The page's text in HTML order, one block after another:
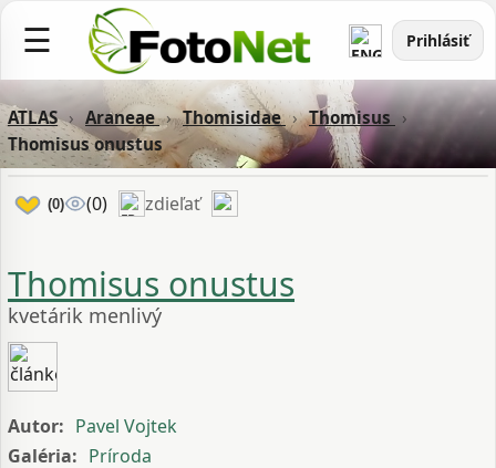
☰ Prihlásiť
ATLAS › Araneae › Thomisidae › Thomisus ›
Thomisus onustus
(0) (0) zdieľať
Thomisus onustus
kvetárik menlivý
Autor: Pavel Vojtek
Galéria: Príroda